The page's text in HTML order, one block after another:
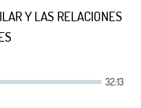
Y LAS RELACIONES